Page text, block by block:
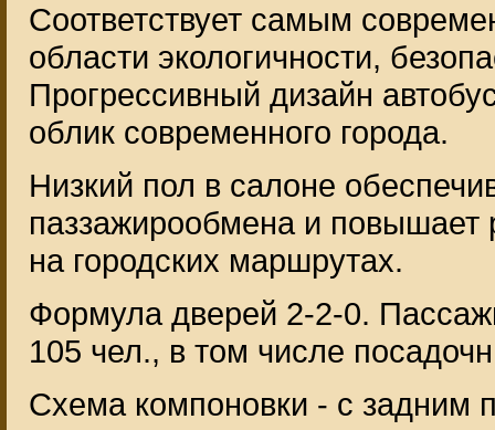
Соответствует самым
области экологичности,
Прогрессивный дизайн
облик современного города.
Низкий пол в салоне
паззажирообмена и повышает
на городских маршрутах.
Формула дверей 2-2-0.
105 чел., в том числе
Схема компоновки - с задним